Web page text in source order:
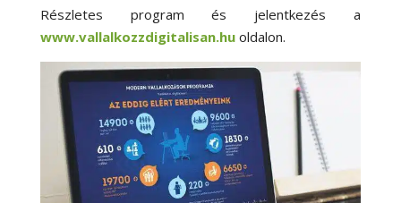
Részletes program és jelentkezés a
www.vallalkozzdigitalisan.hu oldalon.